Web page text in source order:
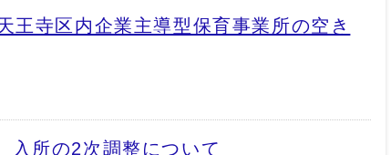
王寺区内企業主導型保育事業所の空き
入所の2次調整について